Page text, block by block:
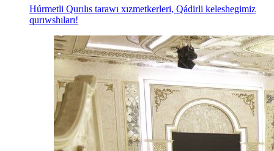
Húrmetli Qurılıs tarawı xızmetkerleri, Qádirli keleshegimiz
qurıwshıları!